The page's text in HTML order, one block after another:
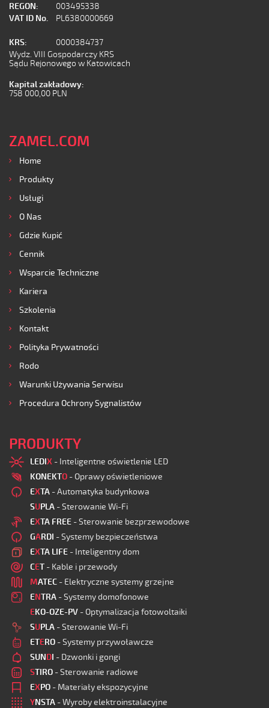
REGON:
003495338
VAT ID No.
PL6380000669
KRS:
0000384737
Wydz. VIII Gospodarczy KRS
Sądu Rejonowego w Katowicach
Kapital zakładowy:
758 000,00 PLN
ZAMEL.COM
Home
Produkty
Usługi
O Nas
Gdzie Kupić
Cennik
Wsparcie Techniczne
Kariera
Szkolenia
Kontakt
Polityka Prywatności
Rodo
Warunki Używania Serwisu
Procedura Ochrony Sygnalistów
PRODUKTY
LEDIX - Inteligentne oświetlenie LED
KONEKTO - Oprawy oświetleniowe
EXTA - Automatyka budynkowa
SUPLA - Sterowanie Wi-Fi
EXTA FREE - Sterowanie bezprzewodowe
GARDI - Systemy bezpieczeństwa
EXTA LIFE - Inteligentny dom
CET - Kable i przewody
MATEC - Elektryczne systemy grzejne
ENTRA - Systemy domofonowe
EKO-OZE-PV - Optymalizacja fotowoltaiki
SUPLA - Sterowanie Wi-Fi
ETERO - Systemy przywoławcze
SUNDI - Dzwonki i gongi
STIRO - Sterowanie radiowe
EXPO - Materiały ekspozycyjne
YNSTA - Wyroby elektroinstalacyjne